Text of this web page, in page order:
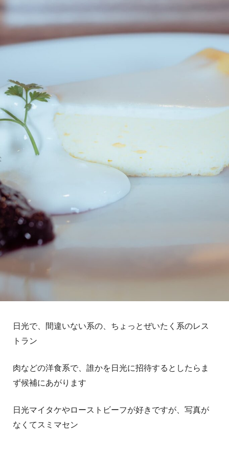
日光で、間違いない系の、ちょっとぜいたく系のレス
トラン
肉などの洋食系で、誰かを日光に招待するとしたらま
ず候補にあがります
日光マイタケやローストビーフが好きですが、写真が
なくてスミマセン